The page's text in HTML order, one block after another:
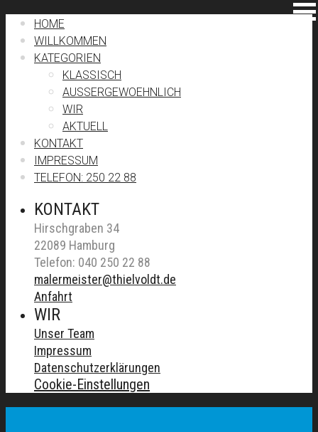
HOME
WILLKOMMEN
KATEGORIEN
KLASSISCH
AUSSERGEWOEHNLICH
WIR
AKTUELL
KONTAKT
IMPRESSUM
TELEFON: 250 22 88
KONTAKT
Hirschgraben 34
22089 Hamburg
Telefon: 040 250 22 88
malermeister@thielvoldt.de
Anfahrt
WIR
Unser Team
Impressum
Datenschutzerklärungen
Cookie-Einstellungen